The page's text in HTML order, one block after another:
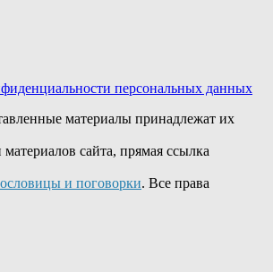
персональных данных
материалы принадлежат их
сайта, прямая ссылка
и поговорки. Все права